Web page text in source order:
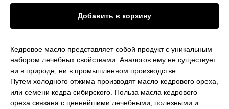
Добавить в корзину
Кедровое масло представляет собой продукт с уникальным
набором лечебных свойствами. Аналогов ему не существует
ни в природе, ни в промышленном производстве.
Путем холодного отжима производят масло кедрового ореха,
или семени кедра сибирского. Польза масла кедрового
ореха связана с ценнейшими лечебными, полезными и